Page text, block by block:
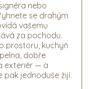
nebo
se drahým
vašemu
za pochodu.
prostoru, kuchyň
dobře
exteriér — a
pak jednoduše žijí.